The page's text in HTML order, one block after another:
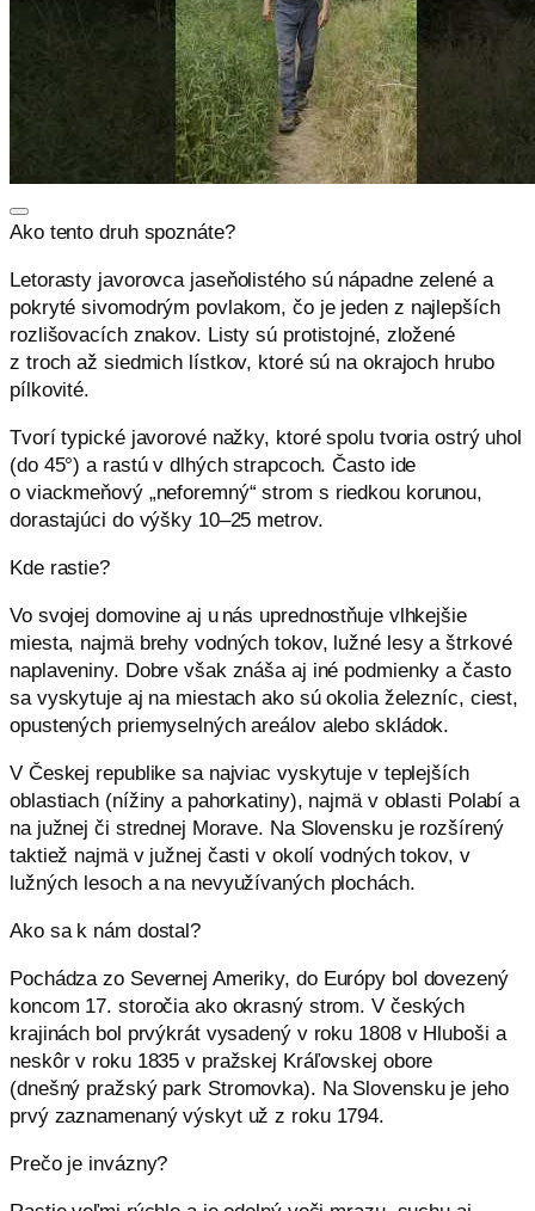
Ako tento druh spoznáte?
Letorasty javorovca jaseňolistéhosú nápadne zelené a
pokryté sivomodrým povlakom, čo je jeden z najlepších
rozlišovacích znakov. Listy sú protistojné, zložené
z troch až siedmich lístkov, ktoré sú na okrajoch hrubo
pílkovité.
Tvorí typické javorové nažky, ktoré spolu tvoria ostrý uhol
(do 45°) a rastú v dlhých strapcoch. Často ide
o viackmeňový„neforemný“ strom s riedkou korunou,
dorastajúci do výšky 10–25 metrov.
Kde rastie?
Vo svojej domovine aj u nás uprednostňuje vlhkejšie
miesta, najmä brehy vodných tokov, lužné lesy a štrkové
naplaveniny. Dobre však znáša aj iné podmienky a často
sa vyskytuje aj na miestach ako sú okolia železníc, ciest,
opustených priemyselných areálov alebo skládok.
V Českej republike sa najviac vyskytuje v teplejších
oblastiach (nížiny a pahorkatiny), najmä v oblasti Polabí a
na južnej či strednej Morave. Na Slovensku je rozšírený
taktiež najmä v južnej časti v okolí vodných tokov, v
lužných lesoch a na nevyužívaných plochách.
Ako sa k nám dostal?
Pochádza zo Severnej Ameriky, do Európy bol dovezený
koncom 17. storočia ako okrasný strom. V českých
krajinách bol prvýkrát vysadený v roku 1808 v Hluboši a
neskôr v roku 1835 v pražskej Kráľovskej obore
(dnešný pražskýpark Stromovka). Na Slovensku je jeho
prvý zaznamenaný výskyt už z roku 1794.
Prečo je invázny?